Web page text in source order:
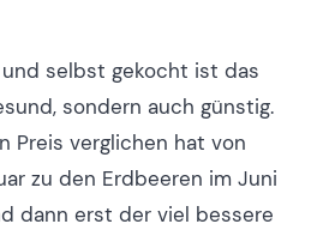
und selbst gekocht ist das
sondern auch günstig.
Preis verglichen hat von
zu den Erdbeeren im Juni
dann erst der viel bessere